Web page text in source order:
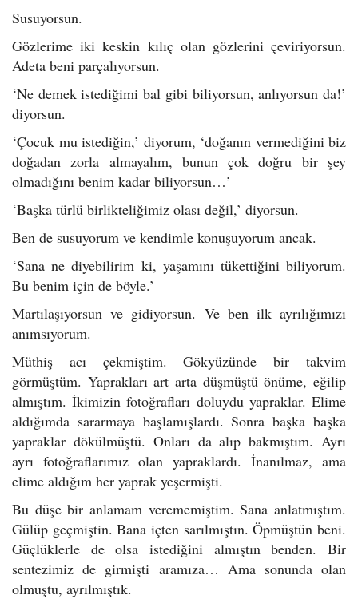
Susuyorsun.
Gözlerime iki keskin kılıç olan gözlerini çeviriyorsun.
Adeta beni parçalıyorsun.
‘Ne demek istediğimi bal gibi biliyorsun, anlıyorsun da!’
diyorsun.
‘Çocuk mu istediğin,’ diyorum, ‘doğanın vermediğini biz
doğadan zorla almayalım, bunun çok doğru bir şey
olmadığını benim kadar biliyorsun…’
‘Başka türlü birlikteliğimiz olası değil,’ diyorsun.
Ben de susuyorum ve kendimle konuşuyorum ancak.
‘Sana ne diyebilirim ki, yaşamını tükettiğini biliyorum.
Bu benim için de böyle.’
Martılaşıyorsun ve gidiyorsun. Ve ben ilk ayrılığımızı
anımsıyorum.
Müthiş acı çekmiştim. Gökyüzünde bir takvim
görmüştüm. Yaprakları art arta düşmüştü önüme, eğilip
almıştım. İkimizin fotoğrafları doluydu yapraklar. Elime
aldığımda sararmaya başlamışlardı. Sonra başka başka
yapraklar dökülmüştü. Onları da alıp bakmıştım. Ayrı
ayrı fotoğraflarımız olan yapraklardı. İnanılmaz, ama
elime aldığım her yaprak yeşermişti.
Bu düşe bir anlamam verememiştim. Sana anlatmıştım.
Gülüp geçmiştin. Bana içten sarılmıştın. Öpmüştün beni.
Güçlüklerle de olsa istediğini almıştın benden. Bir
sentezimiz de girmişti aramıza… Ama sonunda olan
olmuştu, ayrılmıştık.